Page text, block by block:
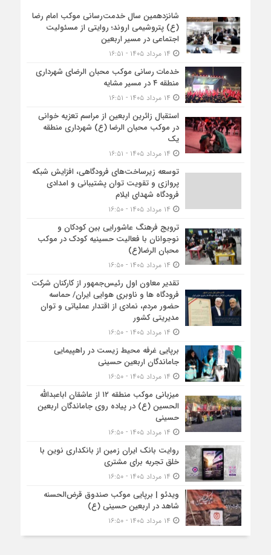
شانزدهمین سال خدمت‌رسانی موکب امام رضا
(ع) پتروشیمی اروند؛ روایتی از مسئولیت
اجتماعی در مسیر اربعین
خدمات رسانی موکب محبان الرضای شهرداری
منطقه ۴ در مسیر مشایه
استقبال زائرین اربعین از مراسم تعزیه خوانی
در موکب محبان الرضا (ع) شهرداری منطقه
یک
توسعه زیرساخت‌های فرودگاهی، افزایش شبکه
پروازی و تقویت توان پشتیبانی و امدادی
فرودگاه شهدای ایلام
ترویج فرهنگ عاشورایی بین کودکان و
نوجوانان با فعالیت حسینیه کودک در موکب
محبان الرضا(ع)
تقدیر معاون اول رئیس‌جمهور از کارکنان شرکت
فرودگاه ها و ناوبری هوایی ایران/ حماسه
حضور مردم، نمادی از اقتدار عملیاتی و توان
مدیریتی کشور
برپایی غرفه محیط زیست در راهپیمایی
جاماندگان اربعین حسینی
میزبانی موکب منطقه ۱۲ از عاشقان اباعبدالله
الحسین (ع) در پیاده روی جاماندگان اربعین
حسینی
روایت بانک ایران زمین از بانکداری نوین با
خلق تجربه برای مشتری
ویدئو | برپایی موکب صندوق قرض‌الحسنه
شاهد در اربعین حسینی (ع)